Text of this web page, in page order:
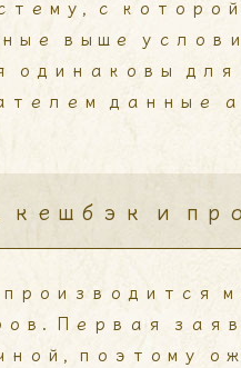
с
выше
одинаковы
данные
кешбэк и
Первая
поэтому